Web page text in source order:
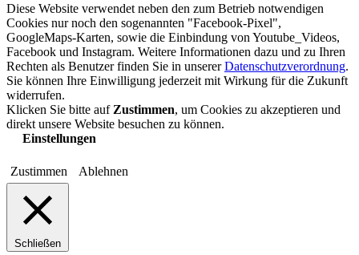
Diese Website verwendet neben den zum Betrieb notwendigen
Cookies nur noch den sogenannten "Facebook-Pixel",
GoogleMaps-Karten, sowie die Einbindung von Youtube_Videos,
Facebook und Instagram. Weitere Informationen dazu und zu Ihren
Rechten als Benutzer finden Sie in unsererDatenschutzverordnung.
Sie können Ihre Einwilligung jederzeit mit Wirkung für die Zukunft
widerrufen.
Klicken Sie bitte auf Zustimmen, um Cookies zu akzeptieren und
direkt unsere Website besuchen zu können.
Einstellungen
Zustimmen Ablehnen
Schließen